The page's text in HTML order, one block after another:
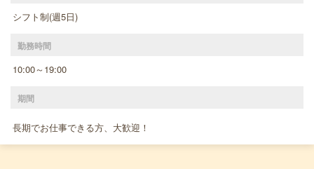
シフト制(週5日)
勤務時間
10:00～19:00
期間
長期でお仕事できる方、大歓迎！